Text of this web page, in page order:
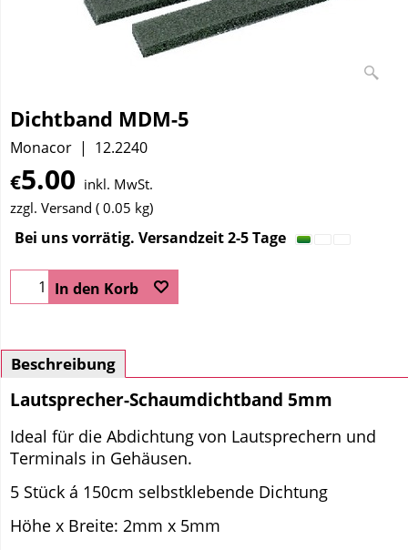
Dichtband MDM-5
Monacor 12.2240
€5.00 inkl. MwSt.
zzgl. Versand
0.05 kg
Bei uns vorrätig. Versandzeit 2-5 Tage
In den Korb
Beschreibung
Lautsprecher-Schaumdichtband 5mm
Ideal für die Abdichtung von Lautsprechern und
Terminals in Gehäusen.
5 Stück á 150cm selbstklebende Dichtung
Höhe x Breite: 2mm x 5mm